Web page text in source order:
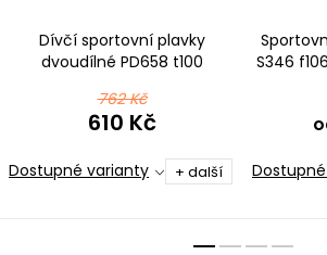
Dívčí sportovní plavky
dvoudílné PD658 t100
762 Kč
610 Kč
Dostupné varianty + další
S346